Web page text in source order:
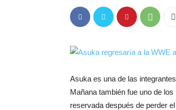
Asuka es una de las
Mañana también fue uno de
reservada después de perder